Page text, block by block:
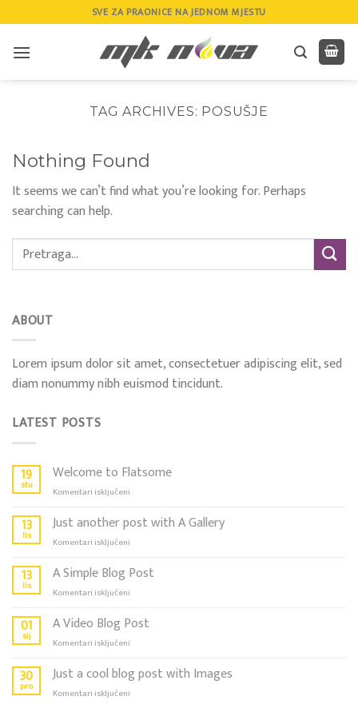
to
content
SVE ZA PRAONICE NA JEDNOM MJESTU
TAG ARCHIVES: POSUŠJE
Nothing Found
It seems we can’t find what you’re looking for. Perhaps
searching can help.
ABOUT
Lorem ipsum dolor sit amet, consectetuer adipiscing elit, sed
diam nonummy nibh euismod tincidunt.
LATEST POSTS
19
stu
Welcome to Flatsome
Komentari isključeni
to
Flatsome
13
lis
Just another post with A Gallery
Komentari isključeni
another
post
Gallery
13
lis
A Simple Blog Post
Komentari isključeni
Simple
Blog
01
sij
A Video Blog Post
Komentari isključeni
Video
Blog
30
pro
Just a cool blog post with Images
Komentari isključeni